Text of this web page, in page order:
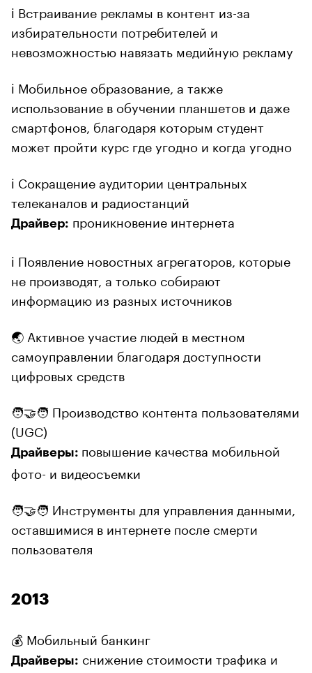
ℹ️ Встраивание рекламы в контент из-за
избирательности потребителей и
невозможностью навязать медийную рекламу
ℹ️ Мобильное образование, а также
использование в обучении планшетов и даже
смартфонов, благодаря которым студент
может пройти курс где угодно и когда угодно
ℹ️ Сокращение аудитории центральных
телеканалов и радиостанций
Драйвер: проникновение интернета
ℹ️ Появление новостных агрегаторов, которые
не производят, а только собирают
информацию из разных источников
🌏 Активное участие людей в местном
самоуправлении благодаря доступности
цифровых средств
🧑‍🤝‍🧑 Производство контента пользователями
(UGC)
Драйверы: повышение качества мобильной
фото- и видеосъемки
🧑‍🤝‍🧑 Инструменты для управления данными,
оставшимися в интернете после смерти
пользователя
2013
💰 Мобильный банкинг
Драйверы: снижение стоимости трафика и